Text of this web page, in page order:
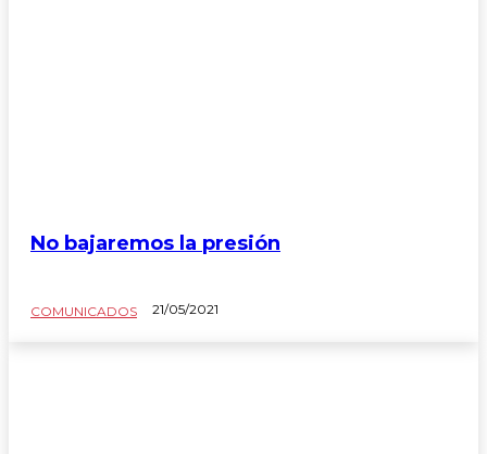
No bajaremos la presión
COMUNICADOS 21/05/2021